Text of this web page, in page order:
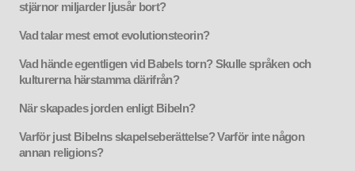
stjärnor miljarder ljusår bort?
Vad talar mest emot evolutionsteorin?
Vad hände egentligen vid Babels torn? Skulle språken och
kulturerna härstamma därifrån?
När skapades jorden enligt Bibeln?
Varför just Bibelns skapelseberättelse? Varför inte någon
annan religions?